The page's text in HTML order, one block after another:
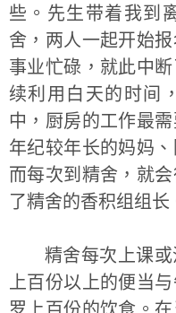
些。先生带着我到
舍，两人一起开始
事业忙碌，就此中
续利用白天的时间
中，厨房的工作最
年纪较年长的妈妈
而每次到精舍，就
了精舍的香积组组长
精舍每次上课
上百份以上的便当